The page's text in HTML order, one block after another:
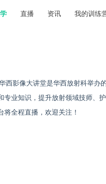
直播 资讯 我的训练
西影像大讲堂是华西放射科举
专业知识，提升放射领域技师、
全程直播，欢迎关注！